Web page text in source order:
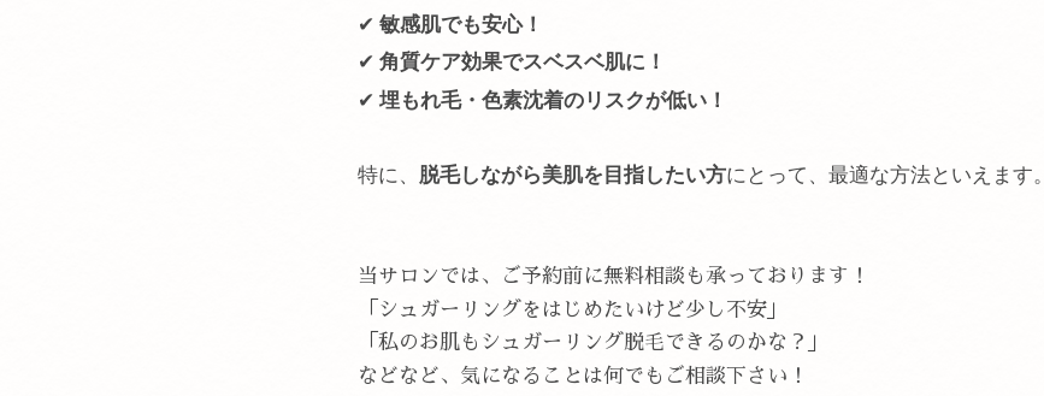
✔ 敏感肌でも安心！
✔ 角質ケア効果でスベスベ肌に！
✔ 埋もれ毛・色素沈着のリスクが低い！
特に、 脱毛しながら美肌を目指したい方にとって、最適な方法といえます。
当サロンでは、ご予約前に無料相談も承っております！
「シュガーリングをはじめたいけど少し不安」
「私のお肌もシュガーリング脱毛できるのかな？」
などなど、気になることは何でもご相談下さい！